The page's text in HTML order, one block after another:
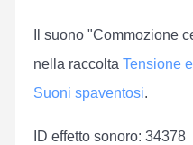
Il suono "Commozione
nella raccolta Tensione
Suoni spaventosi.
ID effetto sonoro: 34378